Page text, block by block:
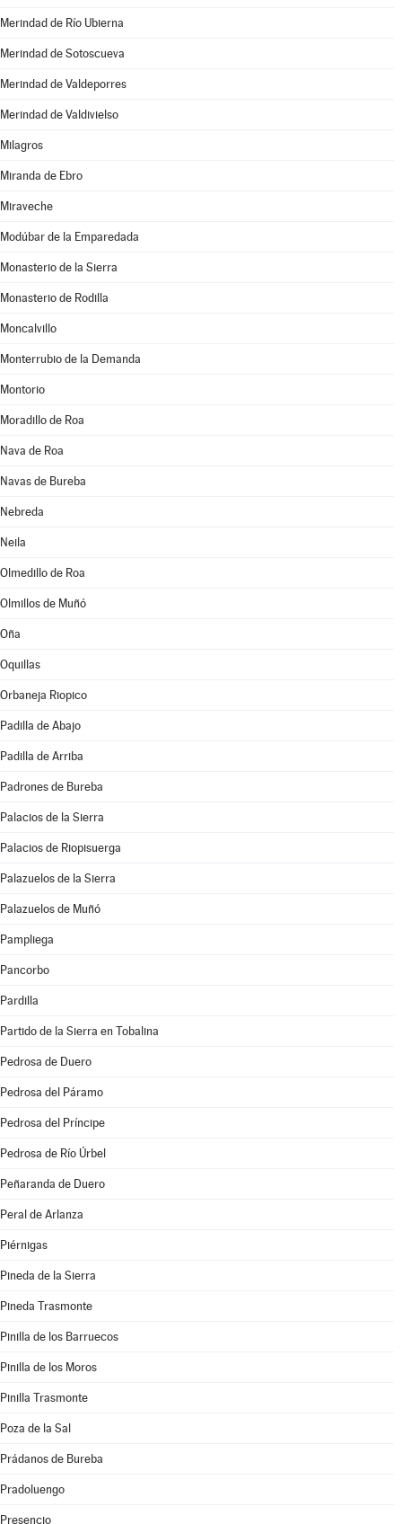
Merindad de Río Ubierna
Merindad de Sotoscueva
Merindad de Valdeporres
Merindad de Valdivielso
Milagros
Miranda de Ebro
Miraveche
Modúbar de la Emparedada
Monasterio de la Sierra
Monasterio de Rodilla
Moncalvillo
Monterrubio de la Demanda
Montorio
Moradillo de Roa
Nava de Roa
Navas de Bureba
Nebreda
Neila
Olmedillo de Roa
Olmillos de Muñó
Oña
Oquillas
Orbaneja Riopico
Padilla de Abajo
Padilla de Arriba
Padrones de Bureba
Palacios de la Sierra
Palacios de Riopisuerga
Palazuelos de la Sierra
Palazuelos de Muñó
Pampliega
Pancorbo
Pardilla
Partido de la Sierra en Tobalina
Pedrosa de Duero
Pedrosa del Páramo
Pedrosa del Príncipe
Pedrosa de Río Úrbel
Peñaranda de Duero
Peral de Arlanza
Piérnigas
Pineda de la Sierra
Pineda Trasmonte
Pinilla de los Barruecos
Pinilla de los Moros
Pinilla Trasmonte
Poza de la Sal
Prádanos de Bureba
Pradoluengo
Presencio